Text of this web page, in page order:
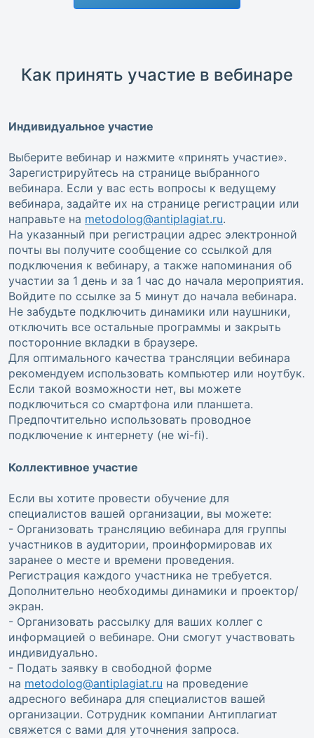
Как принять участие в вебинаре
Индивидуальное участие
Выберите вебинар и нажмите «принять участие».
Зарегистрируйтесь на странице выбранного
вебинара. Если у вас есть вопросы к ведущему
вебинара, задайте их на странице регистрации или
направьте на metodolog@antiplagiat.ru.
На указанный при регистрации адрес электронной
почты вы получите сообщение со ссылкой для
подключения к вебинару, а также напоминания об
участии за 1 день и за 1 час до начала мероприятия.
Войдите по ссылке за 5 минут до начала вебинара.
Не забудьте подключить динамики или наушники,
отключить все остальные программы и закрыть
посторонние вкладки в браузере.
Для оптимального качества трансляции вебинара
рекомендуем использовать компьютер или ноутбук.
Если такой возможности нет, вы можете
подключиться со смартфона или планшета.
Предпочтительно использовать проводное
подключение к интернету (не wi-fi).
Коллективное участие
Если вы хотите провести обучение для
специалистов вашей организации, вы можете:
- Организовать трансляцию вебинара для группы
участников в аудитории, проинформировав их
заранее о месте и времени проведения.
Регистрация каждого участника не требуется.
Дополнительно необходимы динамики и проектор/
экран.
- Организовать рассылку для ваших коллег с
информацией о вебинаре. Они смогут участвовать
индивидуально.
- Подать заявку в свободной форме
на metodolog@antiplagiat.ru на проведение
адресного вебинара для специалистов вашей
организации. Сотрудник компании Антиплагиат
свяжется с вами для уточнения запроса.